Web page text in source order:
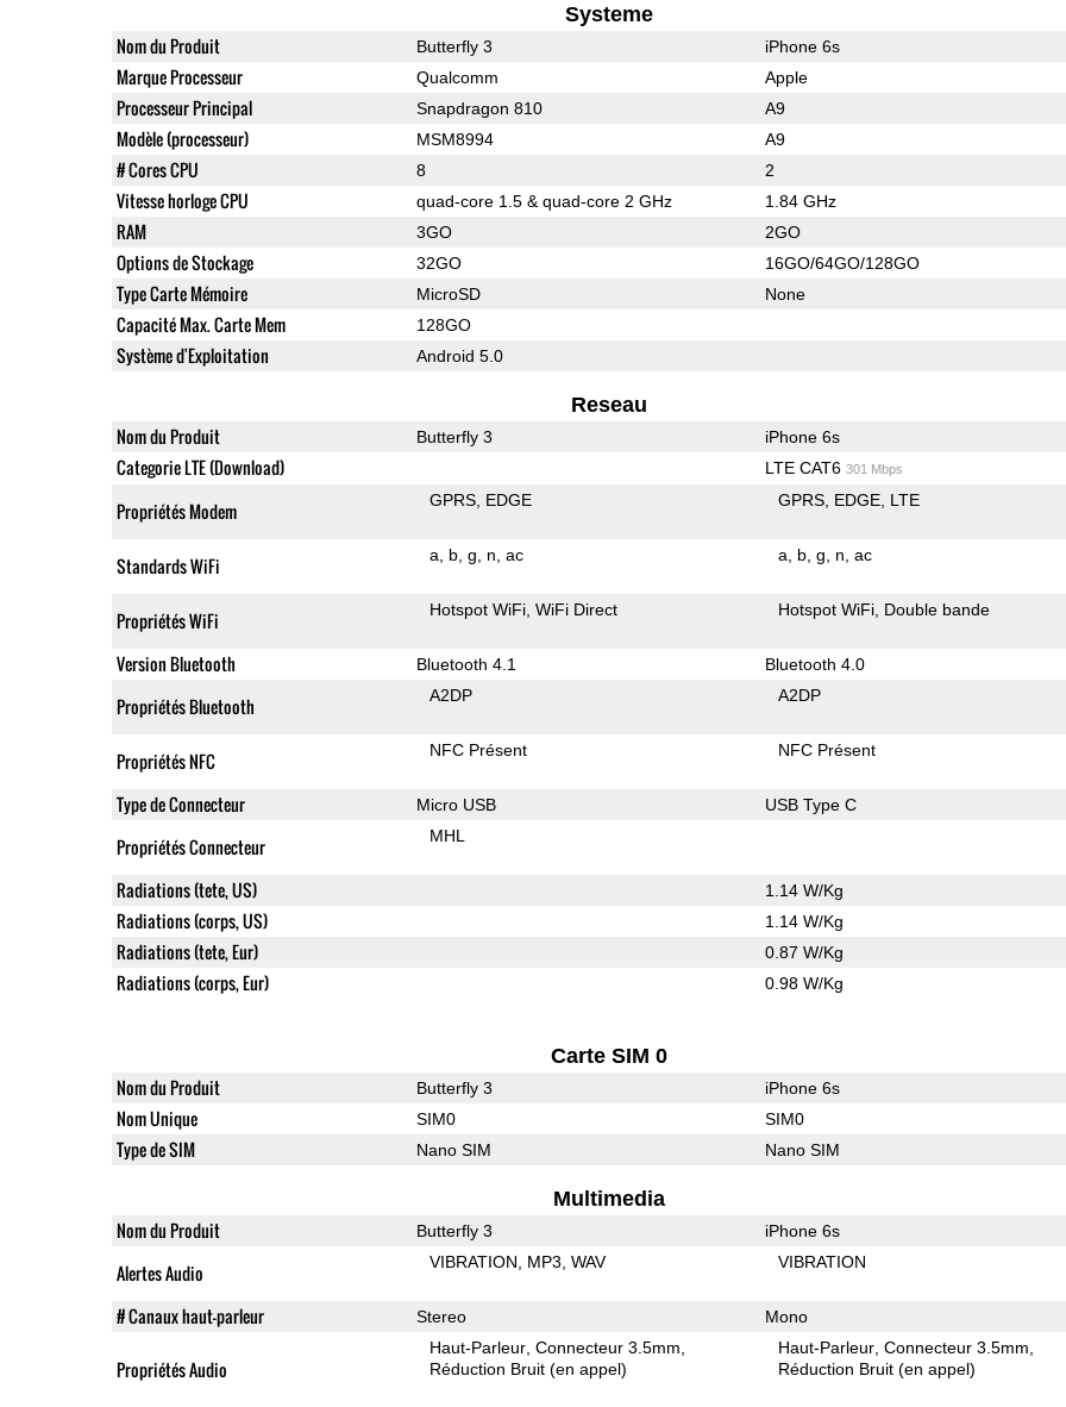
Systeme
Nom du Produit Butterfly 3 iPhone 6s
Marque Processeur Qualcomm Apple
Processeur Principal Snapdragon 810 A9
Modèle (processeur) MSM8994 A9
# Cores CPU 8 2
Vitesse horloge CPU quad-core 1.5 & quad-core 2 GHz 1.84 GHz
RAM 3GO 2GO
Options de Stockage 32GO 16GO/64GO/128GO
Type Carte Mémoire MicroSD None
Capacité Max. Carte Mem 128GO
Système d'Exploitation Android 5.0
Reseau
Nom du Produit Butterfly 3 iPhone 6s
Categorie LTE (Download) LTE CAT6 301 Mbps
Propriétés Modem GPRS EDGE GPRS EDGE LTE
Standards WiFi a b g n ac a b g n ac
Propriétés WiFi Hotspot WiFi WiFi Direct Hotspot WiFi Double bande
Version Bluetooth Bluetooth 4.1 Bluetooth 4.0
Propriétés Bluetooth A2DP A2DP
Propriétés NFC NFC Présent NFC Présent
Type de Connecteur Micro USB USB Type C
Propriétés Connecteur MHL
Radiations (tete, US) 1.14 W/Kg
Radiations (corps, US) 1.14 W/Kg
Radiations (tete, Eur) 0.87 W/Kg
Radiations (corps, Eur) 0.98 W/Kg
Carte SIM 0
Nom du Produit Butterfly 3 iPhone 6s
Nom Unique SIM0 SIM0
Type de SIM Nano SIM Nano SIM
Multimedia
Nom du Produit Butterfly 3 iPhone 6s
Alertes Audio VIBRATION MP3 WAV VIBRATION
# Canaux haut-parleur Stereo Mono
Propriétés Audio
Haut-Parleur Connecteur 3.5mm
Réduction Bruit (en appel)
Haut-Parleur Connecteur 3.5mm
Réduction Bruit (en appel)